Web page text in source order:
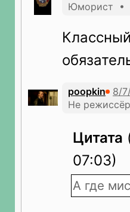
Юморист •
poopkin
Не
Цитата
07:03)
А где